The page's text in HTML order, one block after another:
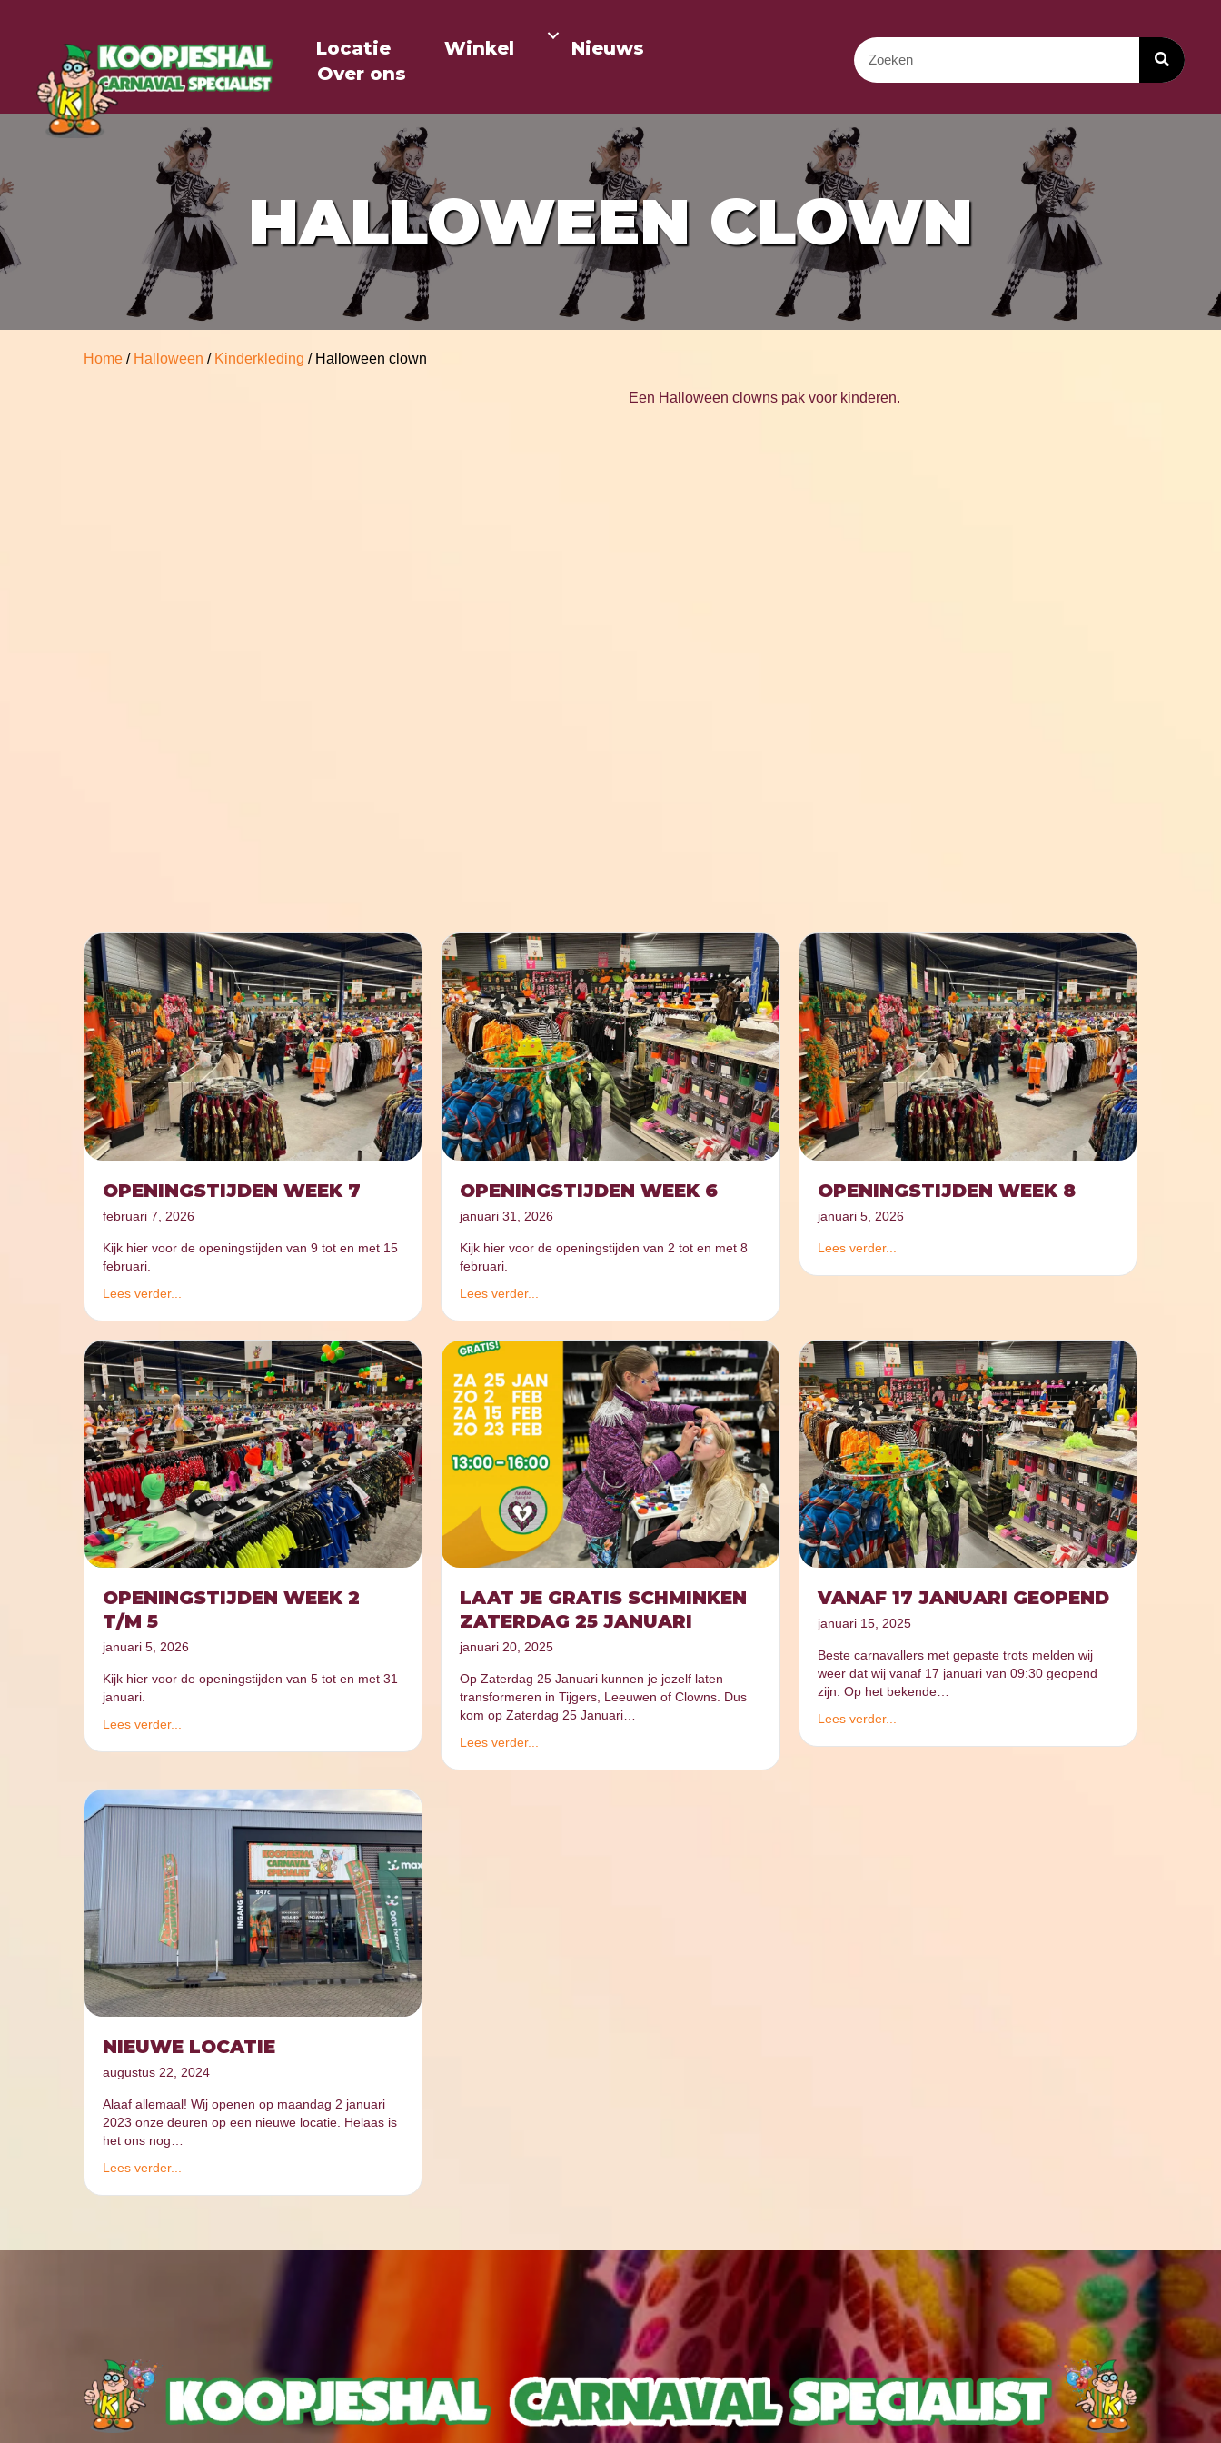
Locatie Winkel
Nieuws
Over ons
HALLOWEEN CLOWN
Home / Halloween / Kinderkleding / Halloween clown
Een Halloween clowns pak voor kinderen.
OPENINGSTIJDEN WEEK 7
februari 7, 2026
Kijk hier voor de openingstijden van 9 tot en met 15
februari.
Lees verder...
OPENINGSTIJDEN WEEK 6
januari 31, 2026
Kijk hier voor de openingstijden van 2 tot en met 8
februari.
Lees verder...
OPENINGSTIJDEN WEEK 8
januari 5, 2026
Lees verder...
OPENINGSTIJDEN WEEK 2
T/M 5
januari 5, 2026
Kijk hier voor de openingstijden van 5 tot en met 31
januari.
Lees verder...
LAAT JE GRATIS SCHMINKEN
ZATERDAG 25 JANUARI
januari 20, 2025
Op Zaterdag 25 Januari kunnen je jezelf laten
transformeren in Tijgers, Leeuwen of Clowns. Dus
kom op Zaterdag 25 Januari…
Lees verder...
VANAF 17 JANUARI GEOPEND
januari 15, 2025
Beste carnavallers met gepaste trots melden wij
weer dat wij vanaf 17 januari van 09:30 geopend
zijn. Op het bekende…
Lees verder...
NIEUWE LOCATIE
augustus 22, 2024
Alaaf allemaal! Wij openen op maandag 2 januari
2023 onze deuren op een nieuwe locatie. Helaas is
het ons nog…
Lees verder...